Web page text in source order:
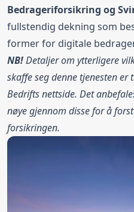
Bedrageriforsikring og
fullstendig dekning som
former for digitale
NB!Detaljer om ytterligere
skaffe seg denne tjenesten
Bedrifts nettside. Det
nøye gjennom disse for å
forsikringen.